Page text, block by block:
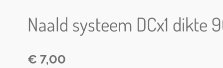
Naald systeem DCx1 dikte
€ 7,00